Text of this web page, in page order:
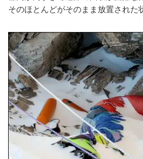
そのほとんどがそのまま放置された